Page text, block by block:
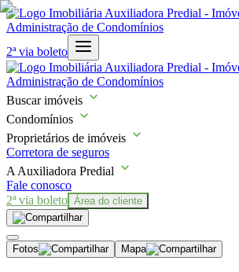
2ª via boleto
Buscar imóveis
Condomínios
Proprietários de imóveis
Corretora de seguros
A Auxiliadora Predial
Fale conosco
2ª via boleto Área do cliente
Fotos Mapa